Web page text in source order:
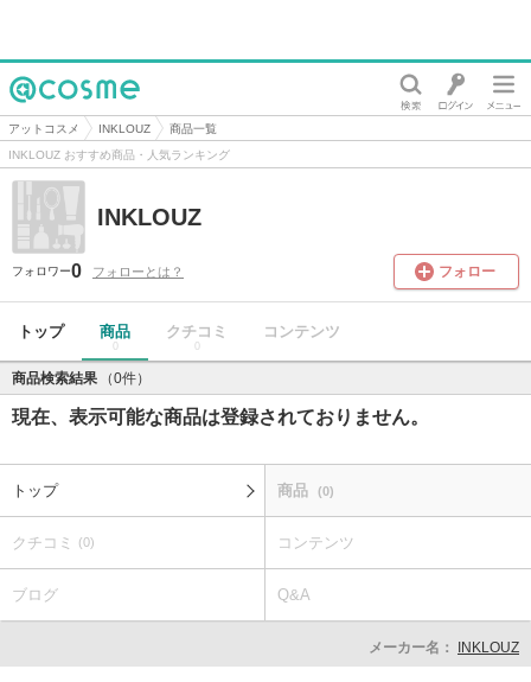
@cosme
アットコスメ INKLOUZ
商品一覧
INKLOUZ おすすめ商品・人気ランキング
INKLOUZ
フォロワー0 フォローとは？ フォロー
トップ 商品
0
クチコミ
0
コンテンツ
商品検索結果 （0件）
現在、表示可能な商品は登録されておりません。
トップ 商品 (0)
クチコミ (0) コンテンツ
ブログ Q&A
メーカー名： INKLOUZ